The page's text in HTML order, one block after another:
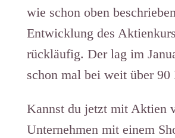
wie schon oben
Entwicklung des
rückläufig. Der lag im
schon mal bei weit über 90
Kannst du jetzt mit Aktien
Unternehmen mit einem